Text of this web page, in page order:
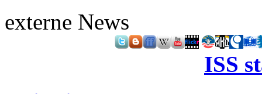
externe News
ISS